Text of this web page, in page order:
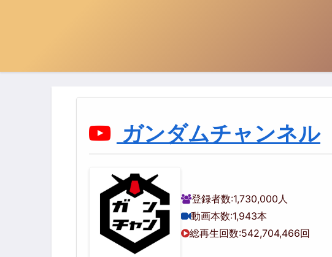
ガンダムチャンネル
登録者数:1,730,000人
動画本数:1,943本
総再生回数:542,704,466回